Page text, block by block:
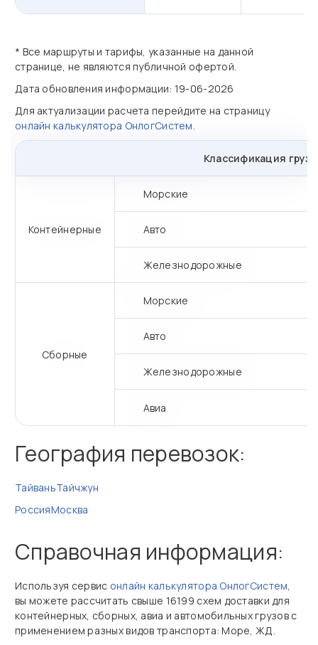
* Все маршруты и тарифы, указанные на данной
странице, не являются публичной офертой.
Дата обновления информации: 19-06-2026
Для актуализации расчета перейдите на страницу
онлайн калькулятора ОнлогСистем.
Классификация
Контейнерные
Морские
Авто
Железнодорожные
Сборные
Морские
Авто
Железнодорожные
Авиа
География перевозок:
ТайваньТайчжун
РоссияМосква
Справочная информация:
Используя сервис онлайн калькулятора ОнлогСистем,
вы можете рассчитать свыше 16199 схем доставки для
контейнерных, сборных, авиа и автомобильных грузов с
применением разных видов транспорта: Море, ЖД.